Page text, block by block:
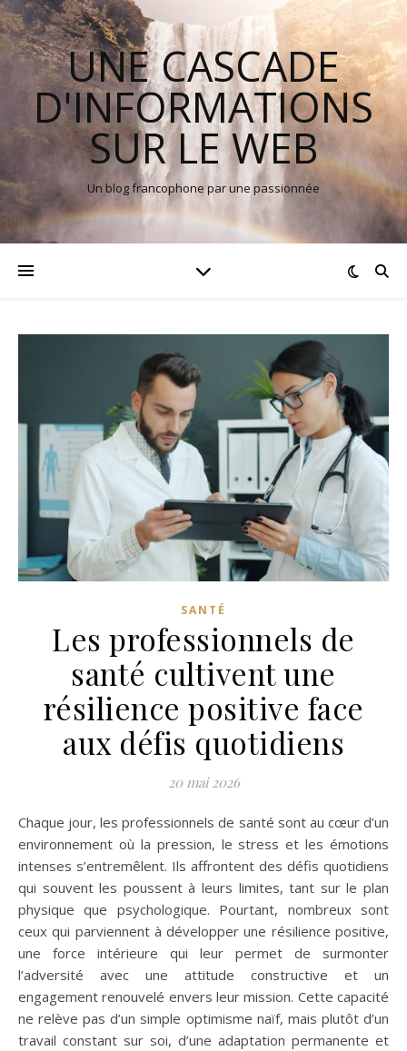
UNE CASCADE
D'INFORMATIONS
SUR LE WEB
Un blog francophone par une passionnée
SANTÉ
Les professionnels de
santé cultivent une
résilience positive face
aux défis quotidiens
20 mai 2026
Chaque jour, les professionnels de santé sont au cœur d’un
environnement où la pression, le stress et les émotions
intenses s’entremêlent. Ils affrontent des défis quotidiens
qui souvent les poussent à leurs limites, tant sur le plan
physique que psychologique. Pourtant, nombreux sont
ceux qui parviennent à développer une résilience positive,
une force intérieure qui leur permet de surmonter
l’adversité avec une attitude constructive et un
engagement renouvelé envers leur mission. Cette capacité
ne relève pas d’un simple optimisme naïf, mais plutôt d’un
travail constant sur soi, d’une adaptation permanente et